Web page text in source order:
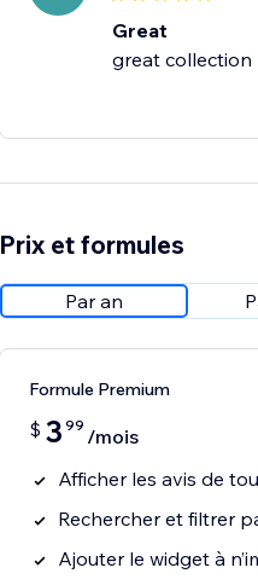
Great
Prix et formules
Par an
Formule Premium
$ 3 99 /mois
Afficher les avis de
Rechercher et filtrer
Ajouter le widget à